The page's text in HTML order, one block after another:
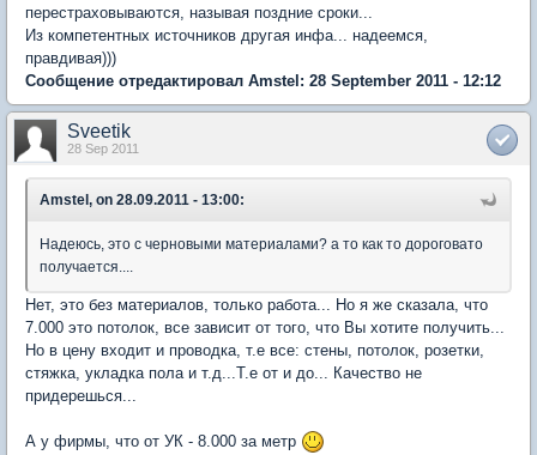
перестраховываются, называя поздние сроки...
Из компетентных источников другая инфа... надеемся,
правдивая)))
Сообщение отредактировал Amstel: 28 September 2011 - 12:12
Sveetik
28 Sep 2011
Amstel, on 28.09.2011 - 13:00:
Надеюсь, это с черновыми материалами? а то как то дороговато
получается....
Нет, это без материалов, только работа... Но я же сказала, что
7.000 это потолок, все зависит от того, что Вы хотите получить...
Но в цену входит и проводка, т.е все: стены, потолок, розетки,
стяжка, укладка пола и т.д...Т.е от и до... Качество не
придерешься...
А у фирмы, что от УК - 8.000 за метр